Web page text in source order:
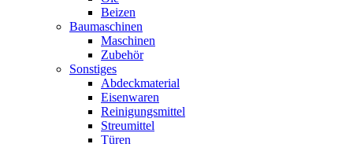
Beizen
Baumaschinen
Maschinen
Zubehör
Sonstiges
Abdeckmaterial
Eisenwaren
Reinigungsmittel
Streumittel
Türen